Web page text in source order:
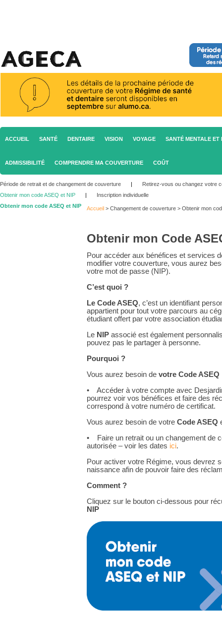
ACCUEIL SANTÉ DENTAIRE VISION VOYAGE SANTÉ MENTALE ET
ADMISSIBILITÉ COMPRENDRE MA COUVERTURE COÛT
Période de retrait et de changement de couverture |
Retirez-vous ou changez votre
Obtenir mon code ASEQ et NIP
|
Inscription individuelle
Obtenir mon code ASEQ et NIP
Accueil > Changement de couverture > Obtenir mon
Obtenir mon Code
Pour accéder aux bénéfices et services
modifier votre couverture, vous aurez
votre mot de passe (NIP).
C’est quoi ?
Le Code ASEQ, c’est un identifiant
appartient pour tout votre parcours au
étudiant offert par votre association
Le NIP associé est également
pouvez pas le partager à personne.
Pourquoi ?
Vous aurez besoin de votre Code ASEQ
• Accéder à votre compte avec
pourrez voir vos bénéfices et faire des
correspond à votre numéro de certificat.
Vous aurez besoin de votre Code ASEQ
• Faire un retrait ou un changement de
autorisée – voir les dates ici.
Pour activer votre Régime, vous devrez
naissance afin de pouvoir faire des
Comment ?
Cliquez sur le bouton ci-dessous pour
NIP